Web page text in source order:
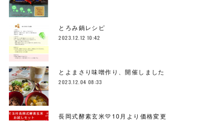
とろみ鍋レシピ
2023.12.12 10:42
とよまさり味噌作り、開催しました
2023.12.04 08:33
長岡式酵素玄米💛10月より価格変更